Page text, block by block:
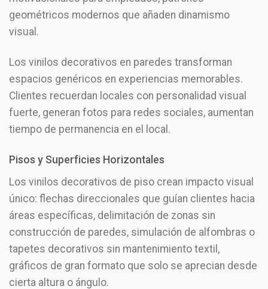
geométricos modernos que añaden dinamismo
visual.
Los vinilos decorativos en paredes transforman
espacios genéricos en experiencias memorables.
Clientes recuerdan locales con personalidad visual
fuerte, generan fotos para redes sociales, aumentan
tiempo de permanencia en el local.
Pisos y Superficies Horizontales
Los vinilos decorativos de piso crean impacto visual
único: flechas direccionales que guían clientes hacia
áreas específicas, delimitación de zonas sin
construcción de paredes, simulación de alfombras o
tapetes decorativos sin mantenimiento textil,
gráficos de gran formato que solo se aprecian desde
cierta altura o ángulo.